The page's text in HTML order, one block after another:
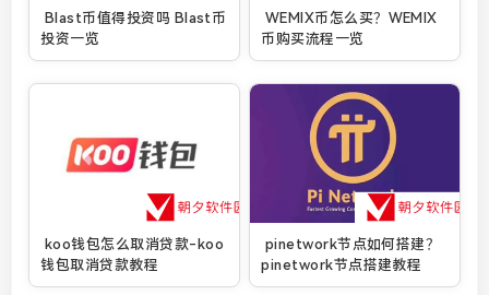
Blast币值得投资吗 Blast币
投资一览
WEMIX币怎么买？WEMIX
币购买流程一览
koo钱包怎么取消贷款-koo
钱包取消贷款教程
pinetwork节点如何搭建？
pinetwork节点搭建教程